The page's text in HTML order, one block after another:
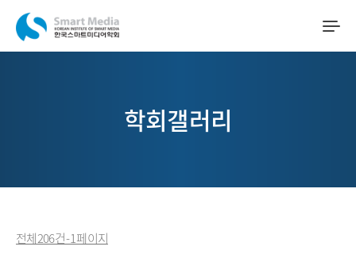
학회갤러리
전체 206 건 - 1 페이지